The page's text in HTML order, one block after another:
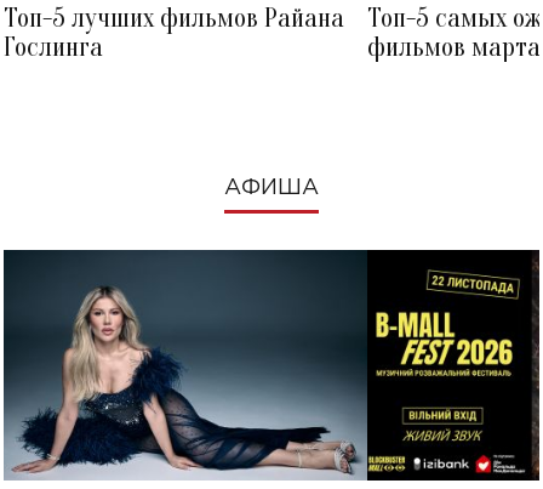
Топ-5 лучших фильмов Райана
Гослинга
Топ-5 самых
фильмов
АФИША